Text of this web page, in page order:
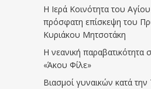
Η Ιερά Κοινότητα του
πρόσφατη επίσκεψη του
Κυριάκου Μητσοτάκη
Η νεανική παραβατικότητα
«Άκου Φίλε»
Βιασμοί γυναικών κατά την